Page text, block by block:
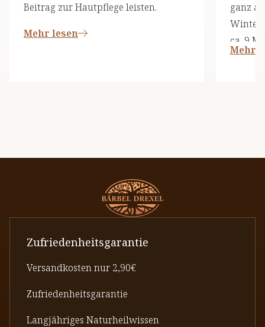
Beitrag zur Hautpflege leisten.
Mehr lesen
ganz
ca. 9
Mehr
Zufriedenheitsgarantie
Versandkosten nur 2,90€
Zufriedenheitsgarantie
Langjähriges Naturheilwissen